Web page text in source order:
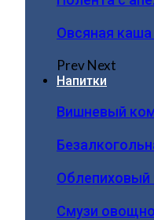
Овсяная
PrevNext
Напитки
Вишневый
Облепиховый
Смузи